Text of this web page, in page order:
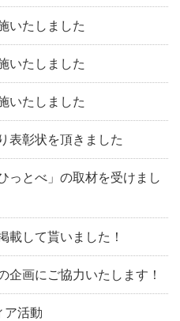
いたしました
いたしました
いたしました
表彰状を頂きました
っとべ」の取材を受けまし
載して貰いました！
企画にご協力いたします！
ア活動